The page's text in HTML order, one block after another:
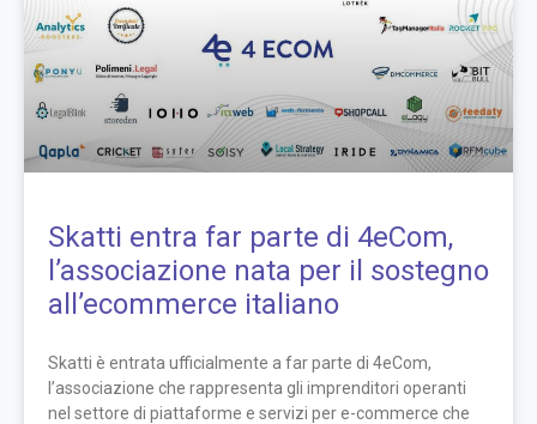
Skatti entra far parte di 4eCom,
l’associazione nata per il sostegno
all’ecommerce italiano
Skatti è entrata ufficialmente a far parte di 4eCom,
l’associazione che rappresenta gli imprenditori operanti
nel settore di piattaforme e servizi per e-commerce che